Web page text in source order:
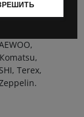
Д 3900
Atlаs,
Теrех,